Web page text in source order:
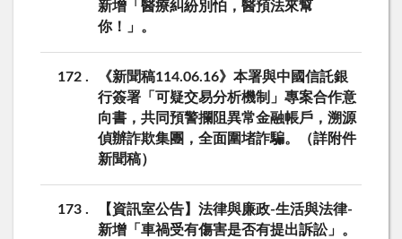
新增「醫療糾紛別怕，醫預法來幫
你！」。
172
《新聞稿114.06.16》本署與中國信託銀
行簽署「可疑交易分析機制」專案合作意
向書，共同預警攔阻異常金融帳戶，溯源
偵辦詐欺集團，全面圍堵詐騙。（詳附件
新聞稿）
173
【資訊室公告】法律與廉政-生活與法律-
新增「車禍受有傷害是否有提出訴訟」。